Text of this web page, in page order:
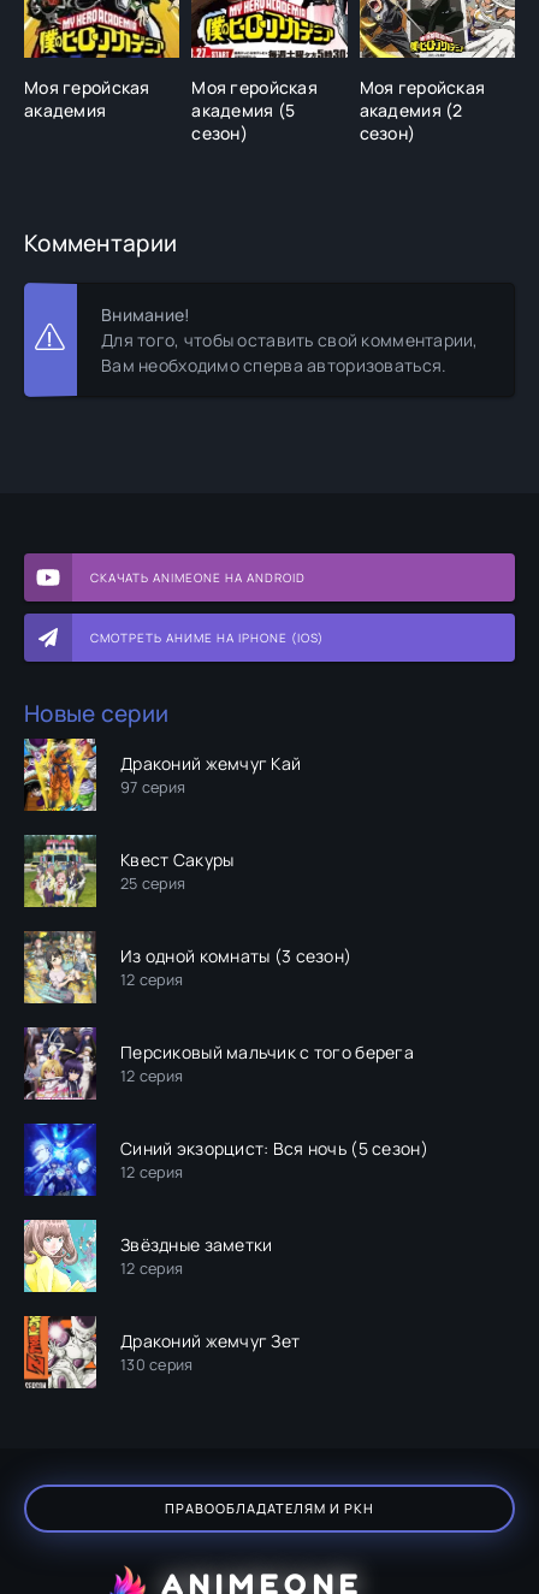
СКАЧАТЬ ANIMEONE НА ANDROID
СМОТРЕТЬ АНИМЕ НА IPHONE (IOS)
Новые серии
Драконий жемчуг Кай
97 серия
Квест Сакуры
25 серия
Из одной комнаты (3 сезон)
12 серия
Персиковый мальчик с того берега
12 серия
Синий экзорцист: Вся ночь (5 сезон)
12 серия
Звёздные заметки
12 серия
Драконий жемчуг Зет
130 серия
Моя геройская
академия
Моя геройская
академия (5
сезон)
Моя геройская
академия (2
сезон)
Комментарии
Внимание!
Для того, чтобы оставить свой комментарии,
Вам необходимо сперва авторизоваться.
ПРАВООБЛАДАТЕЛЯМ И РКН
ANIMEONE